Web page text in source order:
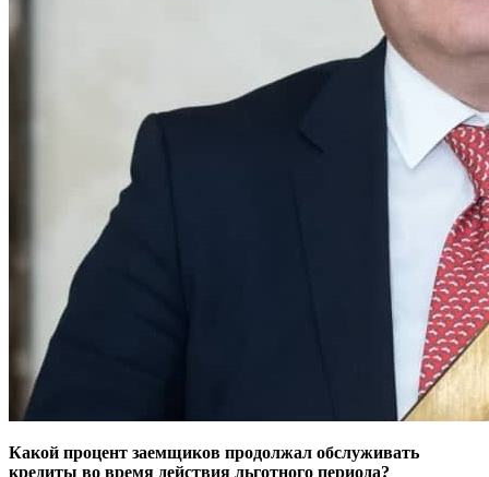
Какой процент заемщиков продолжал обслуживать
кредиты во время действия льготного периода?